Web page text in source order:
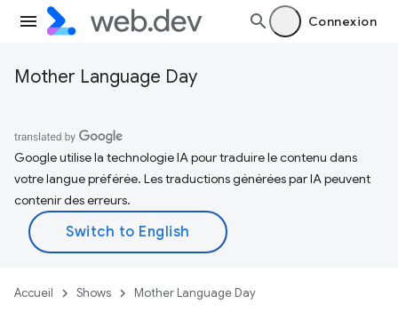
Connexion
Mother Language Day
Google utilise la technologie IA pour traduire le contenu dans
votre langue préférée. Les traductions générées par IA peuvent
contenir des erreurs.
Accueil Shows Mother Language Day